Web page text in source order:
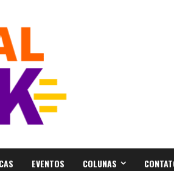
EVENTOS COLUNAS